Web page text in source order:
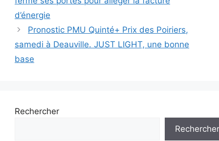
d’énergie
Pronostic PMU Quinté+ Prix des Poiriers,
samedi à Deauville. JUST LIGHT, une bonne
base
Rechercher
Rechercher